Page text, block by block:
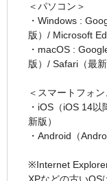
＜パソコン＞
・Windows :
版）/ Microsoft
・macOS :
版）/ Safari（最新
＜スマートフォ
・iOS（iOS 14
新版）
・Android（
※Internet